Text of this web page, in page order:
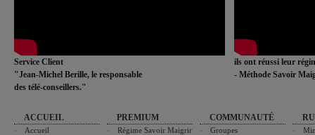
Service Client
"Jean-Michel Berille, le responsable
des télé-conseillers."
ils ont réussi leur
- Méthode Savoir
ACCUEIL
Accueil
PREMIUM
Régime Savoir Maigrir
COMMUNAUTÉ
Groupes